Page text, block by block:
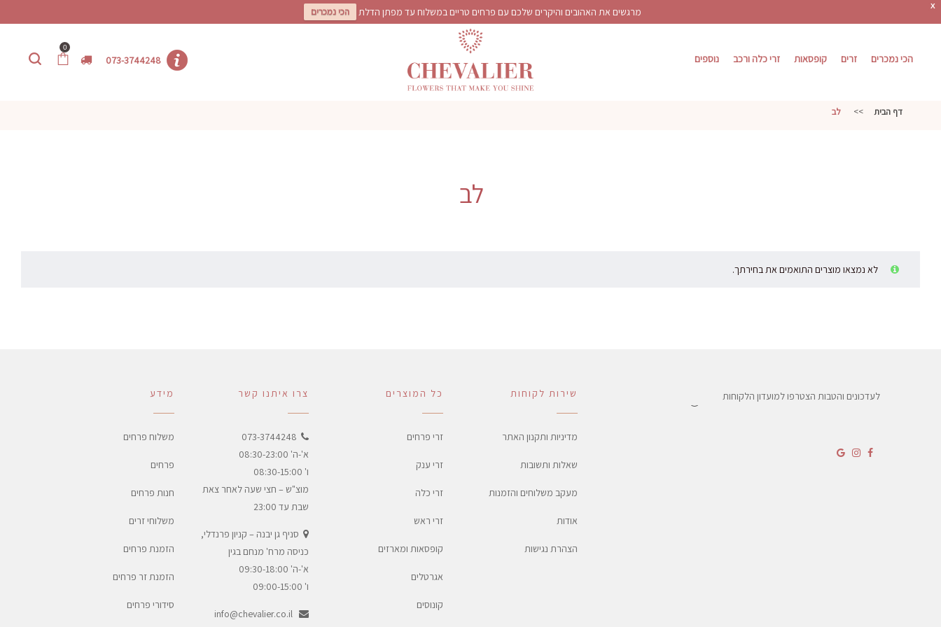
X מרגשים את האהובים והיקרים שלכם עם פרחים טריים במשלוח עד מפתן הדלת הכי נמכרים
נוספים זרי כלה ורכב קופסאות זרים הכי נמכרים 073-3744248
0
דף הבית >> לב
לב
לא נמצאו מוצרים התואמים את בחירתך.
מידע
משלוח פרחים
פרחים
חנות פרחים
משלוחי זרים
הזמנת פרחים
הזמנת זר פרחים
סידורי פרחים
צרו איתנו קשר
073-3744248
א'-ה' 08:30-23:00
ו' 08:30-15:00
מוצ"ש – חצי שעה לאחר צאת
שבת עד 23:00
סניף גן יבנה – קניון פרנדלי,
כניסה מרח' מנחם בגין
א'-ה' 09:30-18:00
ו' 09:00-15:00
info@chevalier.co.il
כל המוצרים
זרי פרחים
זרי ענק
זרי כלה
זרי ראש
קופסאות ומארזים
אגרטלים
קונוסים
שירות לקוחות
מדיניות ותקנון האתר
שאלות ותשובות
מעקב משלוחים והזמנות
אודות
הצהרת נגישות
לעדכונים והטבות הצטרפו למועדון הלקוחות